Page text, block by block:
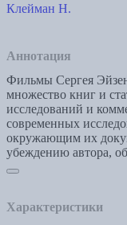
Клейман Н.
Аннотация
Фильмы Сергея
множество книг и
исследований и
современных
окружающим их
убеждению автора,
Характеристики